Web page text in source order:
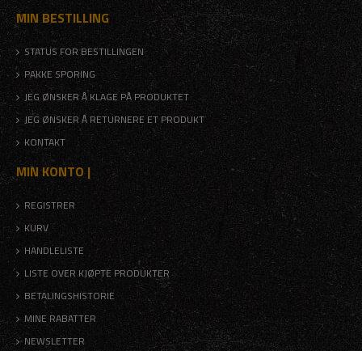
MIN BESTILLING
STATUS FOR BESTILLINGEN
PAKKE SPORING
JEG ØNSKER Å KLAGE PÅ PRODUKTET
JEG ØNSKER Å RETURNERE ET PRODUKT
KONTAKT
MIN KONTO |
REGISTRER
KURV
HANDLELISTE
LISTE OVER KJØPTE PRODUKTER
BETALINGSHISTORIE
MINE RABATTER
NEWSLETTER